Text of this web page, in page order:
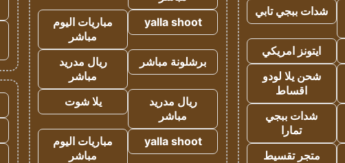
شدات ببجي تابي
ايتونز امريكي
شحن يلا لودو
اقساط
شدات ببجي
تمارا
متجر تقسيط
yalla shoot
مباريات اليوم
مباشر
برشلونة مباشر
ريال مدريد
مباشر
ريال مدريد
مباشر
يلا شوت
yalla shoot
مباريات اليوم
مباشر